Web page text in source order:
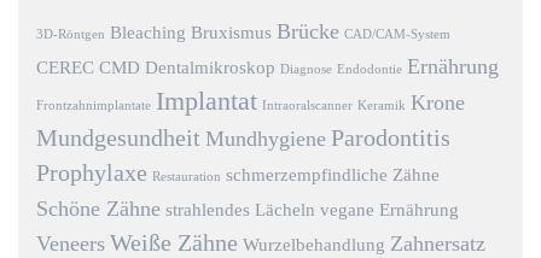
3D-Röntgen Bleaching Bruxismus Brücke CAD/CAM-System
CEREC CMD Dentalmikroskop Diagnose Endodontie Ernährung
Frontzahnimplantate Implantat Intraoralscanner Keramik Krone
Mundgesundheit Mundhygiene Parodontitis
Prophylaxe Restauration schmerzempfindliche Zähne
Schöne Zähne strahlendes Lächeln vegane Ernährung
Veneers Weiße Zähne Wurzelbehandlung Zahnersatz